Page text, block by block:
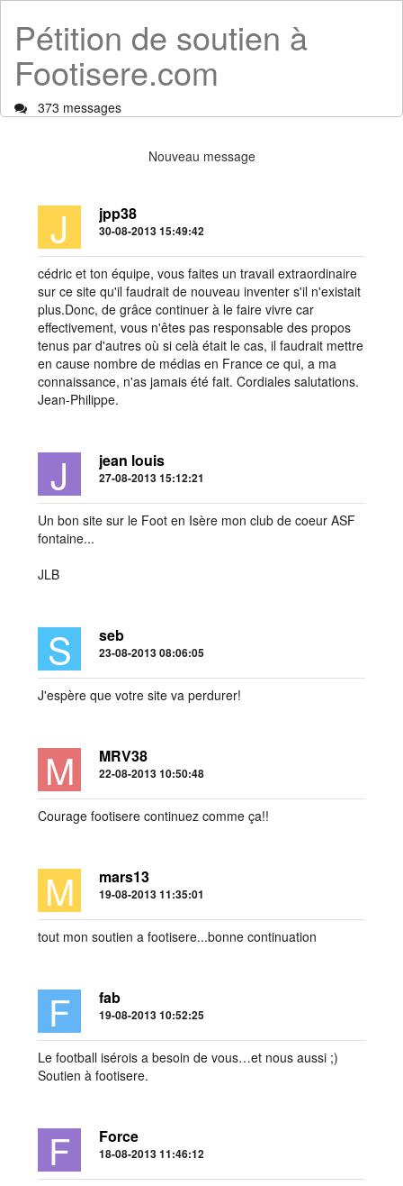
Pétition de soutien à
Footisere.com
373 messages
Nouveau message
J jpp38
30-08-2013 15:49:42
cédric et ton équipe, vous faites un travail extraordinaire
sur ce site qu'il faudrait de nouveau inventer s'il n'existait
plus.Donc, de grâce continuer à le faire vivre car
effectivement, vous n'êtes pas responsable des propos
tenus par d'autres où si celà était le cas, il faudrait mettre
en cause nombre de médias en France ce qui, a ma
connaissance, n'as jamais été fait. Cordiales salutations.
Jean-Philippe.
J jean louis
27-08-2013 15:12:21
Un bon site sur le Foot en Isère mon club de coeur ASF
fontaine...
JLB
S seb
23-08-2013 08:06:05
J'espère que votre site va perdurer!
M MRV38
22-08-2013 10:50:48
Courage footisere continuez comme ça!!
M mars13
19-08-2013 11:35:01
tout mon soutien a footisere...bonne continuation
F fab
19-08-2013 10:52:25
Le football isérois a besoin de vous…et nous aussi ;)
Soutien à footisere.
F Force
18-08-2013 11:46:12